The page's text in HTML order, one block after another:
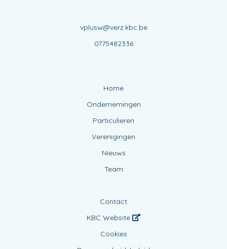
vplusw@verz.kbc.be
0775482336
Home
Ondernemingen
Particulieren
Verenigingen
Nieuws
Team
Contact
KBC Website
Cookies